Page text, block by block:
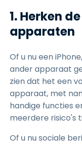
1. Herken
apparaten
Of u nu een
ander apparaat
zien dat het een
apparaat, met
handige functies
meerdere risico's
Of u nu sociale